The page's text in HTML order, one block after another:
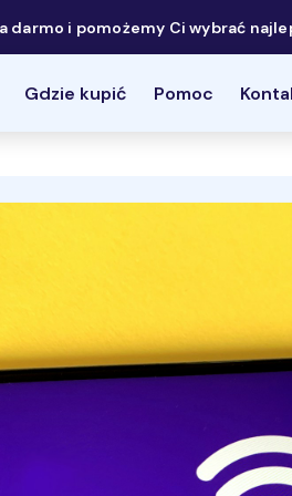
darmo i pomożemy Ci wybrać
Gdzie kupić Pomoc